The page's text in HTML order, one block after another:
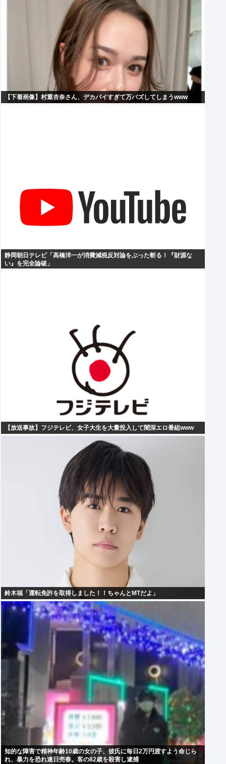
【下着画像】村重杏奈さん、デカパイすぎて万バズしてしまうwww
静岡朝日テレビ「高橋洋一が消費減税反対論をぶった斬る！『財源な
い』を完全論破」
【放送事故】フジテレビ、女子大生を大量投入して闇深エロ番組www
鈴木福「運転免許を取得しました！！ちゃんとMTだよ」
知的な障害で精神年齢10歳の女の子、彼氏に毎日2万円渡すよう命じら
れ、暴力を恐れ連日売春。客の82歳を殺害し逮捕